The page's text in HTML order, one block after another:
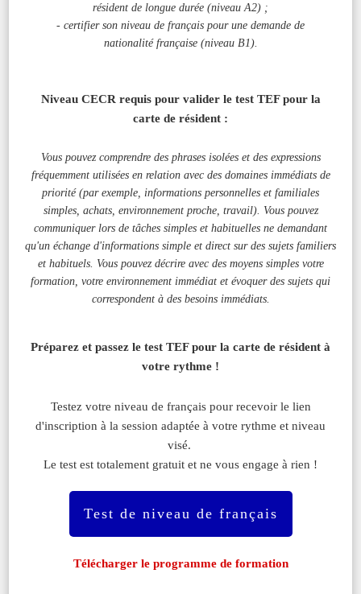
résident de longue durée (niveau A2) ;
- certifier son niveau de français pour une demande de
nationalité française (niveau B1).
Niveau CECR requis pour valider le test TEF pour la
carte de résident :
Vous pouvez comprendre des phrases isolées et des expressions
fréquemment utilisées en relation avec des domaines immédiats de
priorité (par exemple, informations personnelles et familiales
simples, achats, environnement proche, travail). Vous pouvez
communiquer lors de tâches simples et habituelles ne demandant
qu'un échange d'informations simple et direct sur des sujets familiers
et habituels. Vous pouvez décrire avec des moyens simples votre
formation, votre environnement immédiat et évoquer des sujets qui
correspondent à des besoins immédiats.
Préparez et passez le test TEF pour la carte de résident à
votre rythme !
Testez votre niveau de français pour recevoir le lien
d'inscription à la session adaptée à votre rythme et niveau
visé.
Le test est totalement gratuit et ne vous engage à rien !
Test de niveau de français
Télécharger le programme de formation